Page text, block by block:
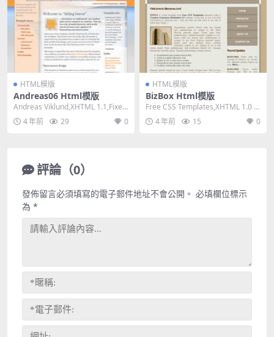
HTML模版
Andreas06 Html模版
Andreas Viklund,XHTML 1.1,Fixed
Width, 3...
4 年前 29 0
HTML模版
BizBox Html模版
Free CSS Templates,XHTML 1.0 St
rict,Fixe...
4 年前 15 0
評論（0）
發佈留言必須填寫的電子郵件地址不會公開。 必填欄位標示
為 *